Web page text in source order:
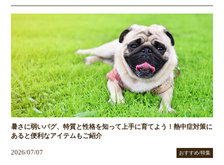
暑さに弱いパグ、特質と性格を知って上手に育てよう！熱中症対策に
あると便利なアイテムもご紹介
2026/07/07 おすすめ/特集